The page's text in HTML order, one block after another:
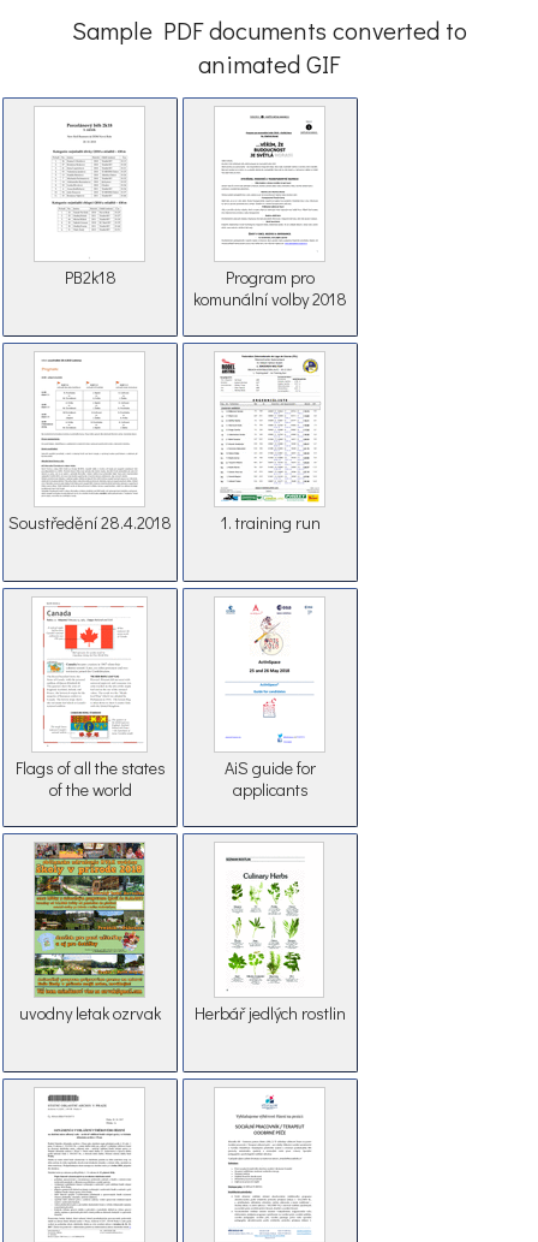
Sample PDF documents converted to
animated GIF
PB2k18
Program pro
komunální volby 2018
Soustředění 28.4.2018 1. training run
Flags of all the states
of the world
AiS guide for
applicants
uvodny letak ozrvak Herbář jedlých rostlin